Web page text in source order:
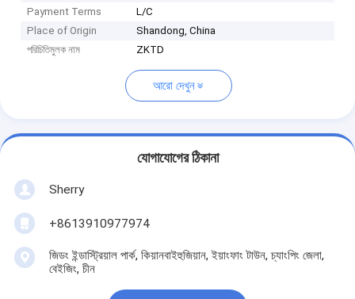
Payment Terms
L/C
Place of Origin
Shandong, China
পরিচিতিমুলক নাম
ZKTD
আরো দেখুন
যোগাযোগের ঠিকানা
Sherry
+8613910977974
জিডং ইন্ডাস্ট্রিয়াল পার্ক, কিয়ানবাইহুজিয়ান, ইয়াংফাং টাউন, চ্যাংপিং জেলা,
বেইজিং, চীন